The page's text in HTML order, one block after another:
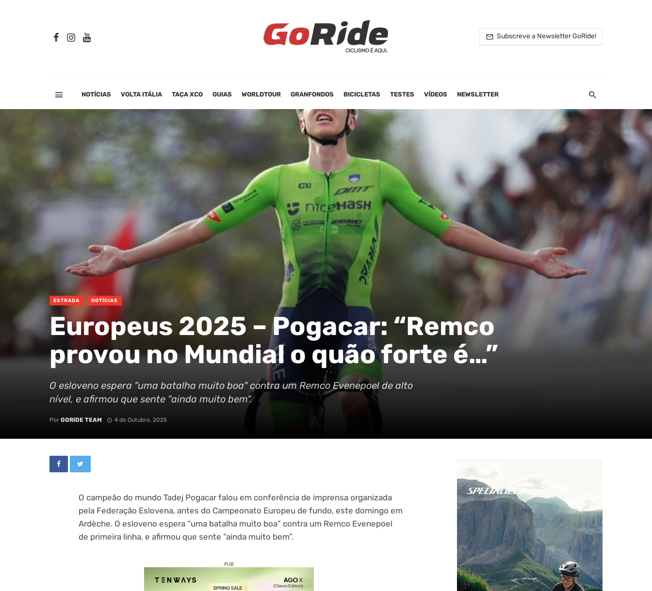
Subscreve a Newsletter GoRide!
NOTÍCIAS VOLTA ITÁLIA TAÇA XCO GUIAS WORLDTOUR GRANFONDOS BICICLETAS TESTES VÍDEOS NEWSLETTER
ESTRADA NOTÍCIAS
Europeus 2025 – Pogacar: “Remco
provou no Mundial o quão forte é…”
O esloveno espera "uma batalha muito boa" contra um Remco Evenepoel de alto
nível, e afirmou que sente "ainda muito bem".
Por GORIDE TEAM 4 de Outubro, 2025
O campeão do mundo Tadej Pogacar falou em conferência de imprensa organizada
pela Federação Eslovena, antes do Campeonato Europeu de fundo, este domingo em
Ardèche. O esloveno espera “uma batalha muito boa” contra um Remco Evenepoel
de primeira linha, e afirmou que sente “ainda muito bem”.
PUB